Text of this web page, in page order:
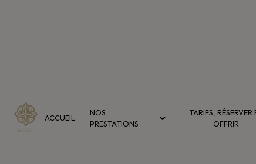
ACCUEIL
NOS
PRESTATIONS
TARIFS, RÉSERVER
OFFRIR